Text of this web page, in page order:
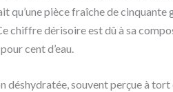
qu’une pièce fraîche de cinquante
chiffre dérisoire est dû à sa
cent d’eau.
déshydratée, souvent perçue à tort